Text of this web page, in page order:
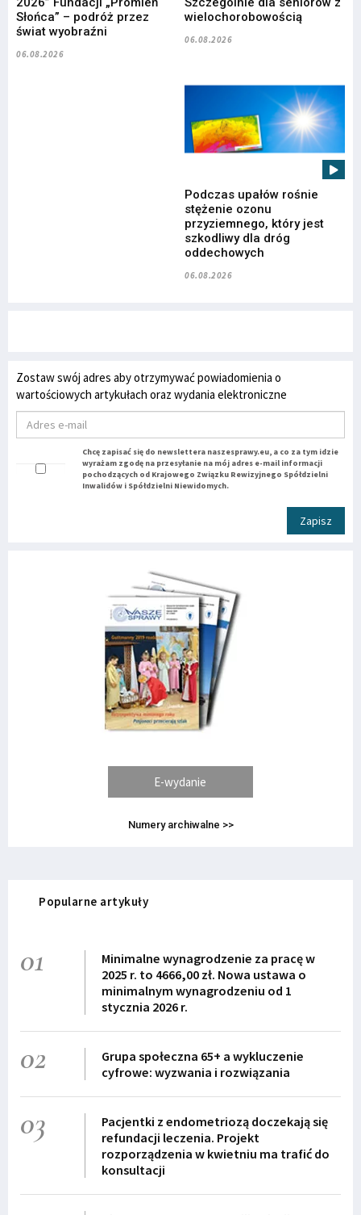
Słońca” – podróż przez
świat wyobraźni
06.08.2026
wielochorobowością
06.08.2026
Podczas upałów rośnie
stężenie ozonu
przyziemnego, który jest
szkodliwy dla dróg
oddechowych
06.08.2026
Zostaw swój adres aby otrzymywać powiadomienia o
wartościowych artykułach oraz wydania elektroniczne
Chcę zapisać się do newslettera naszesprawy.eu, a co za tym idzie
wyrażam zgodę na przesyłanie na mój adres e-mail informacji
pochodzących od Krajowego Związku Rewizyjnego Spółdzielni
Inwalidów i Spółdzielni Niewidomych.
Zapisz
E-wydanie
Numery archiwalne >>
Popularne artykuły
01
Minimalne wynagrodzenie za pracę w
2025 r. to 4666,00 zł. Nowa ustawa o
minimalnym wynagrodzeniu od 1
stycznia 2026 r.
02
Grupa społeczna 65+ a wykluczenie
cyfrowe: wyzwania i rozwiązania
03
Pacjentki z endometriozą doczekają się
refundacji leczenia. Projekt
rozporządzenia w kwietniu ma trafić do
konsultacji